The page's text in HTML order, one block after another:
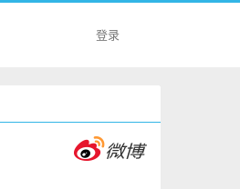
登录